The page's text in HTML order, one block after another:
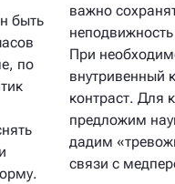
быть
по
важно
При
внутривенный
контраст. Для
предложим
дадим
связи с